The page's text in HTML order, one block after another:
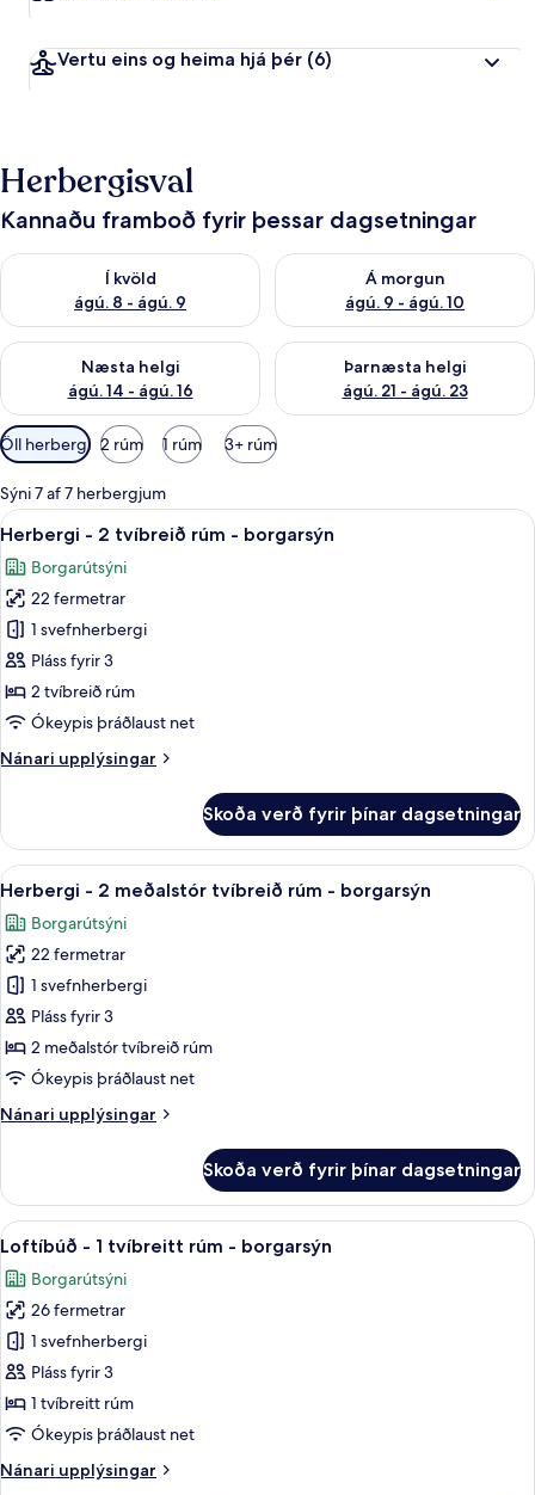
r
a
f
Vertu eins og heima hjá þér (6)
Herbergisval
Kannaðu framboð fyrir þessar dagsetningar
Í kvöld
ágú. 8 - ágú. 9
Athuga framboð í kvöld ágú. 8 - ágú. 9
Á morgun
ágú. 9 - ágú. 10
Athuga framboð á morgun
Næsta helgi
ágú. 14 - ágú. 16
Athuga framboð næstu helgi ágú. 14 - ágú. 16
Þarnæsta helgi
ágú. 21 - ágú. 23
Athuga framboð þarnæstu
Síur
í
boði
fyrir
herbergi
Öll herbergi 2 rúm 1 rúm 3+ rúm
Sýni 7 af 7 herbergjum
Skoða
allar
myndir
fyrir
Herbergi
-
2
tvíbreið
-
Herbergi - 2 tvíbreið rúm -
6
Herbergi - 2 tvíbreið rúm - borgarsýn
Borgarútsýni
22 fermetrar
1 svefnherbergi
Pláss fyrir 3
2 tvíbreið rúm
Ókeypis þráðlaust net
Nánari upplýsingar
Nánari
-
tvíbreið
-
borgarsýn
Skoða verð fyrir þínar dagsetningar
Skoða
allar
myndir
fyrir
Herbergi
-
2
meðalstór
tvíbreið
rúm
Herbergi - 2 meðalstór tvíbreið rúm
7
Herbergi - 2 meðalstór tvíbreið rúm - borgarsýn
Borgarútsýni
22 fermetrar
1 svefnherbergi
Pláss fyrir 3
2 meðalstór tvíbreið rúm
Ókeypis þráðlaust net
Nánari upplýsingar
Nánari
-
meðalstór
rúm
borgarsýn
Skoða verð fyrir þínar dagsetningar
Skoða
allar
myndir
fyrir
Loftíbúð
-
1
tvíbreitt
-
Loftíbúð - 1 tvíbreitt rúm -
9
Loftíbúð - 1 tvíbreitt rúm - borgarsýn
Borgarútsýni
26 fermetrar
1 svefnherbergi
Pláss fyrir 3
1 tvíbreitt rúm
Ókeypis þráðlaust net
Nánari upplýsingar
Nánari